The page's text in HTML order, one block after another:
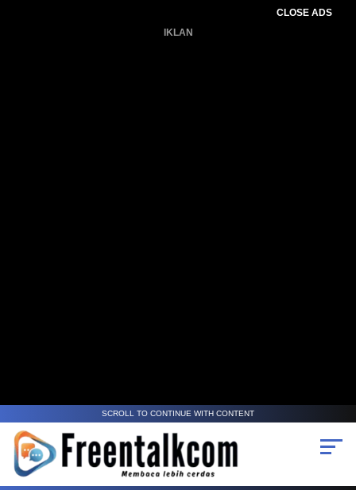
CLOSE ADS
IKLAN
SCROLL TO CONTINUE WITH CONTENT